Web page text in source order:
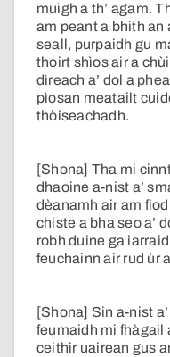
muigh a th’ agam.
am peant a bhith an
seall, purpaidh gu
thoirt shìos air a
dìreach a’ dol a
pìosan meatailt
thòiseachadh.
[Shona] Tha mi
dhaoine a-nist a’
dèanamh air am
chiste a bha seo a’
robh duine ga
feuchainn air rud ùr
[Shona] Sin a-nist
feumaidh mi fhàgail
ceithir uairean gus